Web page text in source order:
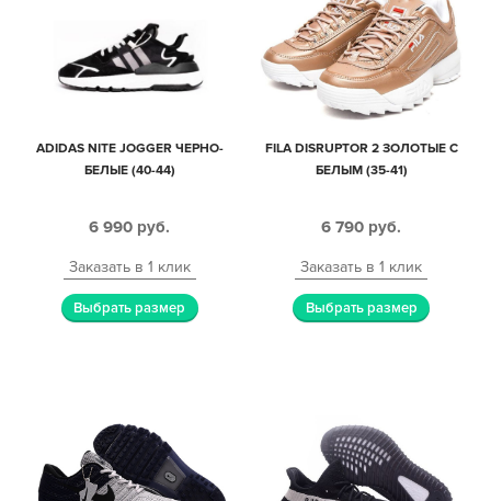
ADIDAS NITE JOGGER ЧЕРНО-
БЕЛЫЕ (40-44)
6 990 руб.
Заказать в 1 клик
Выбрать размер
FILA DISRUPTOR 2 ЗОЛОТЫЕ С
БЕЛЫМ (35-41)
6 790 руб.
Заказать в 1 клик
Выбрать размер